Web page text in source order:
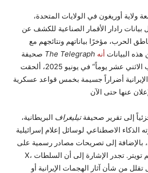
ولاية أوريغون في الولايات المتحدة،
رادار الأقمار الصناعية للكشف عن
الحرب، مؤخرًا بياناتهم ونتائجهم مع
The Telegraph هذه البيانات أنه
خلال ما يسمى ”حرب الاثني عشر يوماً“ في يونيو 2025، ألحقت
الإيرانية أضراراً جسيمة بخمس قواعد عسكرية
إلى تقرير صحيفةتيليغراف البريطانية،
الذكاء الاصطناعي لوسائل إعلام إسرائيلية
بالإضافة إلى تصريحات مصادر رسمية على
X، المعروف سابقاً باسم تويتر. تجدر الإشارة إلى أن السلطات
من شأن آثار الهجمات الإيرانية أو